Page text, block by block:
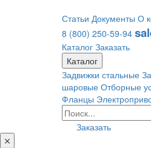
Статьи Документы О
8 (800) 250-59-94
Каталог Заказать
Каталог
Задвижки стальные
шаровые Отборные
Фланцы
Заказать